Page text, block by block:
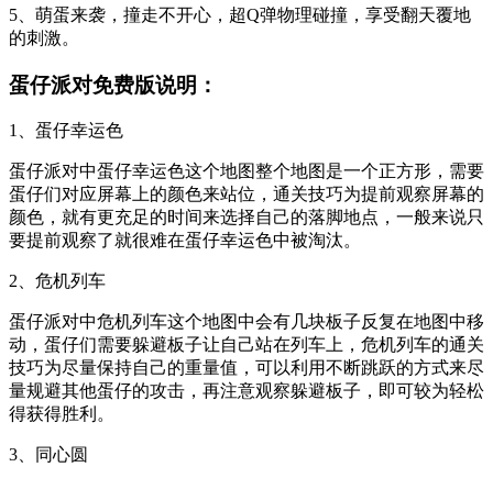
5、萌蛋来袭，撞走不开心，超Q弹物理碰撞，享受翻天覆地
的刺激。
蛋仔派对免费版说明：
1、蛋仔幸运色
蛋仔派对中蛋仔幸运色这个地图整个地图是一个正方形，需要
蛋仔们对应屏幕上的颜色来站位，通关技巧为提前观察屏幕的
颜色，就有更充足的时间来选择自己的落脚地点，一般来说只
要提前观察了就很难在蛋仔幸运色中被淘汰。
2、危机列车
蛋仔派对中危机列车这个地图中会有几块板子反复在地图中移
动，蛋仔们需要躲避板子让自己站在列车上，危机列车的通关
技巧为尽量保持自己的重量值，可以利用不断跳跃的方式来尽
量规避其他蛋仔的攻击，再注意观察躲避板子，即可较为轻松
得获得胜利。
3、同心圆